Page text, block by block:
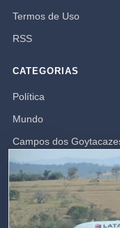
Termos de Uso
RSS
CATEGORIAS
Política
Mundo
Campos dos
Brasil
Opinião
Rio de Janeiro